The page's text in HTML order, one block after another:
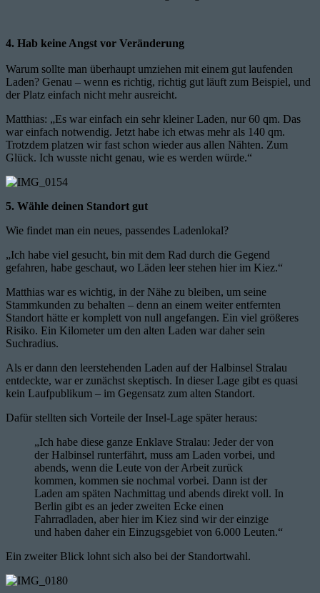
4. Hab keine Angst vor Veränderung
Warum sollte man überhaupt umziehen mit einem gut laufenden
Laden? Genau – wenn es richtig, richtig gut läuft zum Beispiel, und
der Platz einfach nicht mehr ausreicht.
Matthias: „Es war einfach ein sehr kleiner Laden, nur 60 qm. Das
war einfach notwendig. Jetzt habe ich etwas mehr als 140 qm.
Trotzdem platzen wir fast schon wieder aus allen Nähten. Zum
Glück. Ich wusste nicht genau, wie es werden würde.“
5. Wähle deinen Standort gut
Wie findet man ein neues, passendes Ladenlokal?
„Ich habe viel gesucht, bin mit dem Rad durch die Gegend
gefahren, habe geschaut, wo Läden leer stehen hier im Kiez.“
Matthias war es wichtig, in der Nähe zu bleiben, um seine
Stammkunden zu behalten – denn an einem weiter entfernten
Standort hätte er komplett von null angefangen. Ein viel größeres
Risiko. Ein Kilometer um den alten Laden war daher sein
Suchradius.
Als er dann den leerstehenden Laden auf der Halbinsel Stralau
entdeckte, war er zunächst skeptisch. In dieser Lage gibt es quasi
kein Laufpublikum – im Gegensatz zum alten Standort.
Dafür stellten sich Vorteile der Insel-Lage später heraus:
„Ich habe diese ganze Enklave Stralau: Jeder der von
der Halbinsel runterfährt, muss am Laden vorbei, und
abends, wenn die Leute von der Arbeit zurück
kommen, kommen sie nochmal vorbei. Dann ist der
Laden am späten Nachmittag und abends direkt voll. In
Berlin gibt es an jeder zweiten Ecke einen
Fahrradladen, aber hier im Kiez sind wir der einzige
und haben daher ein Einzugsgebiet von 6.000 Leuten.“
Ein zweiter Blick lohnt sich also bei der Standortwahl.